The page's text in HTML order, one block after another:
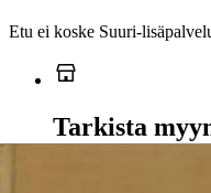
Etu ei koske
Tarkista